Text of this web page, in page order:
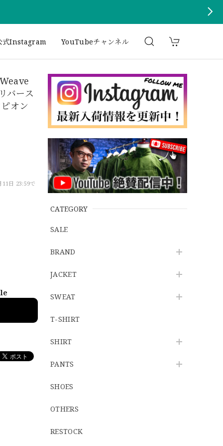
式Instagram YouTubeチャンネル
CATEGORY
SALE
BRAND
JACKET
SWEAT
T-SHIRT
SHIRT
PANTS
SHOES
OTHERS
RESTOCK
バース
オン
日 23:59で